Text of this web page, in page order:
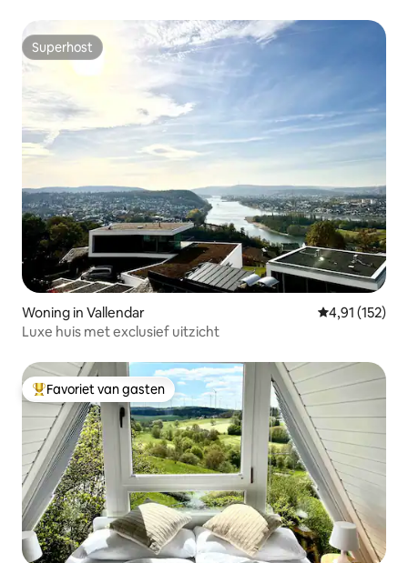
Superhost
Superhost
Woning in Vallendar Gemiddelde
4,91 (152)
Luxe huis met exclusief uitzicht
Topfavoriet van gasten
Favoriet van gasten